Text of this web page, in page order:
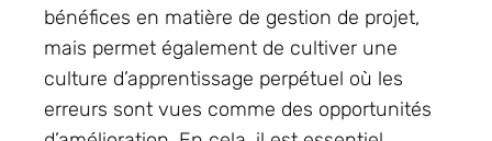
bénéfices en matière de gestion de projet,
mais permet également de cultiver une
culture d’apprentissage perpétuel où les
erreurs sont vues comme des opportunités